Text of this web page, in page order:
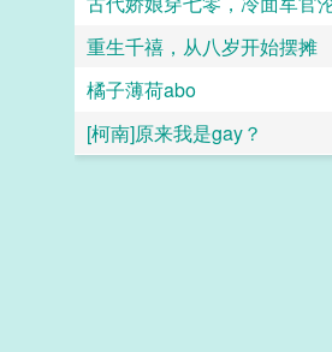
重生千禧，从八岁开始摆摊
橘子薄荷abo
[柯南]原来我是gay？